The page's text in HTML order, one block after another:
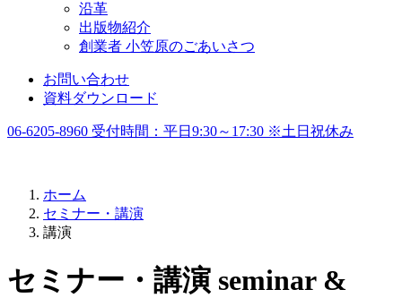
沿革
出版物紹介
創業者 小笠原のごあいさつ
お問い合わせ
資料ダウンロード
06-6205-8960 受付時間： 平日9:30～17:30 ※土日祝休み
ホーム
セミナー・講演
講演
セミナー・講演 seminar &